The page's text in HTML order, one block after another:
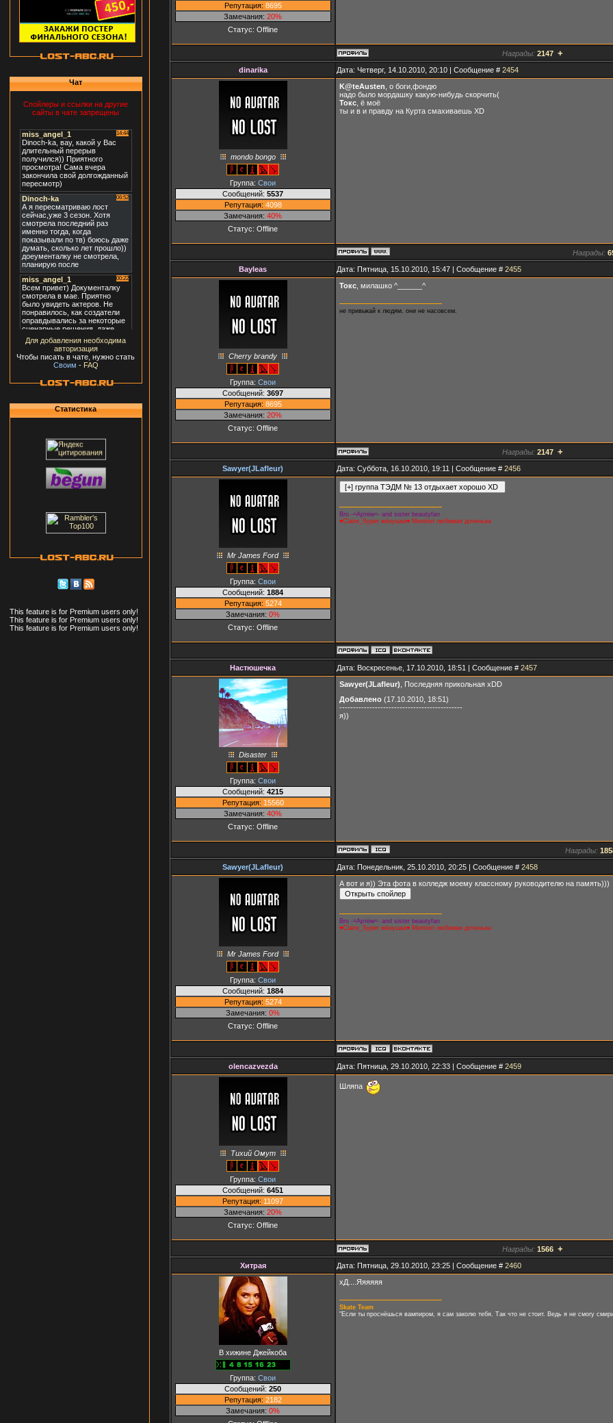
Чат
Спойлеры и ссылки на другие
сайты в чате запрещены
Для добавления необходима
авторизация
Чтобы писать в чате, нужно стать
Своим - FAQ
Статистика
This feature is for Premium users only!
This feature is for Premium users only!
This feature is for Premium users only!
Репутация: 8695
Замечания: 20%
Статус: Offline
Награды: 2147 +
dinarika Дата: Четверг, 14.10.2010, 20:10 | Сообщение # 2454
mondo bongo
Группа: Свои
Сообщений: 5537
Репутация: 4098
Замечания: 40%
Статус: Offline
K@teAusten , о боги,фондю
надо было мордашку какую-нибудь скорчить(
Токс, ё моё
ты и в и правду на Курта смахиваешь ХD
Награды:
Bayleas
Дата: Пятница, 15.10.2010, 15:47 | Сообщение # 2455
Сherry brandy
Группа: Свои
Сообщений: 3697
Репутация: 8695
Замечания: 20%
Статус: Offline
Токс, милашко ^______^
не привыкай к людям. они не насовсем.
Награды: 2147 +
Sawyer(JLafleur) Дата: Суббота, 16.10.2010, 19:11 | Сообщение # 2456
Mr James Ford
Группа: Свои
Сообщений: 1884
Репутация: 5274
Замечания: 0%
Статус: Offline
Bro -=Артём=- and sister beautyfan
♥Claire_Syper жёнушка♥ Mentiori любимая доченька
Настюшечка Дата: Воскресенье, 17.10.2010, 18:51 | Сообщение # 2457
Disaster
Группа: Свои
Сообщений: 4215
Репутация: 15560
Замечания: 40%
Статус: Offline
Sawyer(JLafleur) , Последняя прикольная xDD
Добавлено(17.10.2010, 18:51)
---------------------------------------------
я))
Награды:
Sawyer(JLafleur)
Дата: Понедельник, 25.10.2010, 20:25 | Сообщение # 2458
Mr James Ford
Группа: Свои
Сообщений: 1884
Репутация: 5274
Замечания: 0%
Статус: Offline
А вот и я)) Эта фота в колледж моему классному руководителю на память)))
Bro -=Артём=- and sister beautyfan
♥Claire_Syper жёнушка♥ Mentiori любимая доченька
olencazvezda Дата: Пятница, 29.10.2010, 22:33 | Сообщение # 2459
Тихий Омут
Группа: Свои
Сообщений: 6451
Репутация: 11097
Замечания: 20%
Статус: Offline
Шляпа
Награды: 1566 +
Хитрая Дата: Пятница, 29.10.2010, 23:25 | Сообщение # 2460
В хижине Джейкоба
Группа: Свои
Сообщений: 250
Репутация: 2182
Замечания: 0%
хД....Яяяяяя
Skate Team
"Если ты проснёшься вампиром, я сам заколю тебя. Так что не стоит. Ведь я не смогу